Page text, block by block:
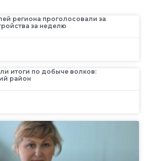
региона проголосовали за
за неделю
итоги по добыче волков:
район